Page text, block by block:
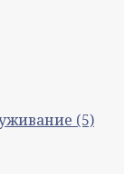
(5)